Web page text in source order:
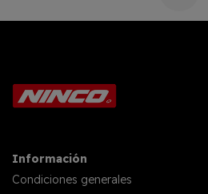
Información
Condiciones generales